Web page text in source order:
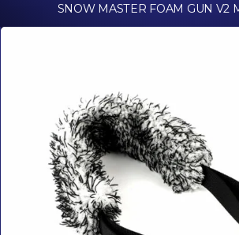
SNOW MASTER FOAM GUN V2